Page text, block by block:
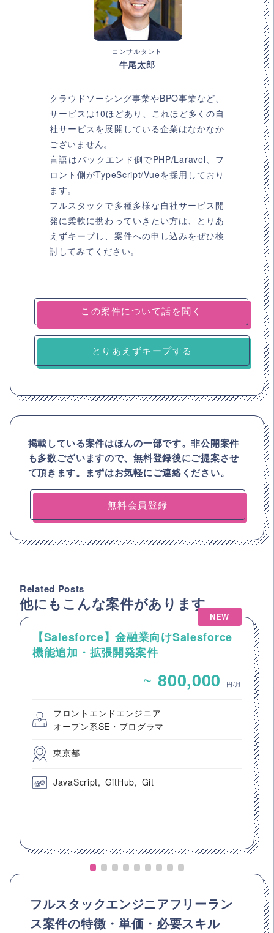
コンサルタント
牛尾太郎
クラウドソーシング事業やBPO事業など、
サービスは10ほどあり、これほど多くの自
社サービスを展開している企業はなかなか
ございません。
言語はバックエンド側でPHP/Laravel、フ
ロント側がTypeScript/Vueを採用しており
ます。
フルスタックで多種多様な自社サービス開
発に柔軟に携わっていきたい方は、とりあ
えずキープし、案件への申し込みをぜひ検
討してみてください。
とりあえずキープする
掲載している案件はほんの一部です。非公開案件
も多数ございますので、無料登録後にご提案させ
て頂きます。まずはお気軽にご連絡ください。
無料会員登録
Related Posts
他にもこんな案件があります
NEW
【Salesforce】金融業向けSalesforce
機能追加・拡張開発案件
~ 800,000 円/月
フロントエンドエンジニア
オープン系SE・プログラマ
東京都
JavaScript GitHub Git
フルスタックエンジニアフリーラン
ス案件の特徴・単価・必要スキル